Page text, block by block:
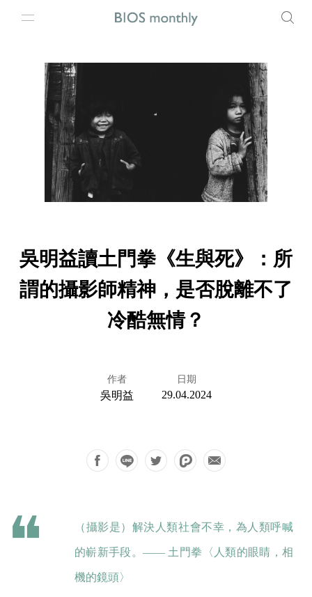
吳明益讀土門拳《生與死》：所
謂的攝影師精神，是否脫離不了
冷酷無情？
作者
吳明益
日期
29.04.2024
（攝影是）解決人類社會不幸，為人類呼喊
的嶄新手段。—— 土門拳〈人類的眼睛，相
機的鏡頭〉